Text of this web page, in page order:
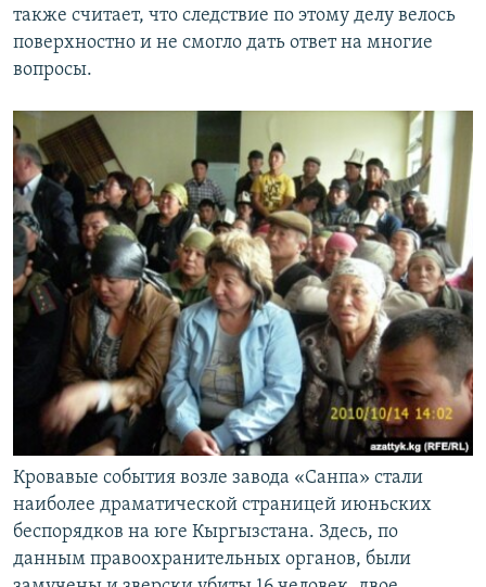
также считает, что следствие по этому делу велось
поверхностно и не смогло дать ответ на многие
вопросы.
Кровавые события возле завода «Санпа» стали
наиболее драматической страницей июньских
беспорядков на юге Кыргызстана. Здесь, по
данным правоохранительных органов, были